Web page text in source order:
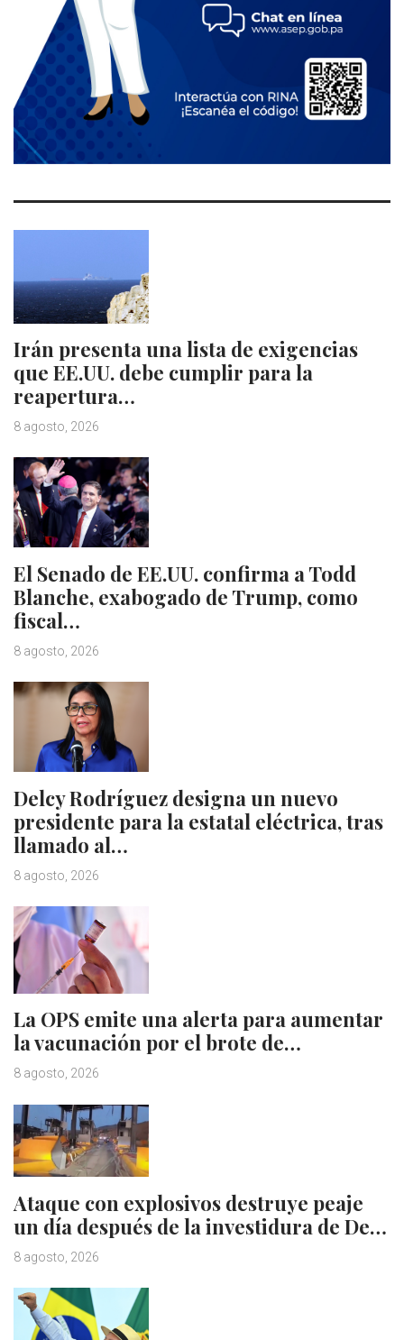
Irán presenta una lista de exigencias
que EE.UU. debe cumplir para la
reapertura…
8 agosto, 2026
El Senado de EE.UU. confirma a Todd
Blanche, exabogado de Trump, como
fiscal…
8 agosto, 2026
Delcy Rodríguez designa un nuevo
presidente para la estatal eléctrica, tras
llamado al…
8 agosto, 2026
La OPS emite una alerta para aumentar
la vacunación por el brote de…
8 agosto, 2026
Ataque con explosivos destruye peaje
un día después de la investidura de De…
8 agosto, 2026